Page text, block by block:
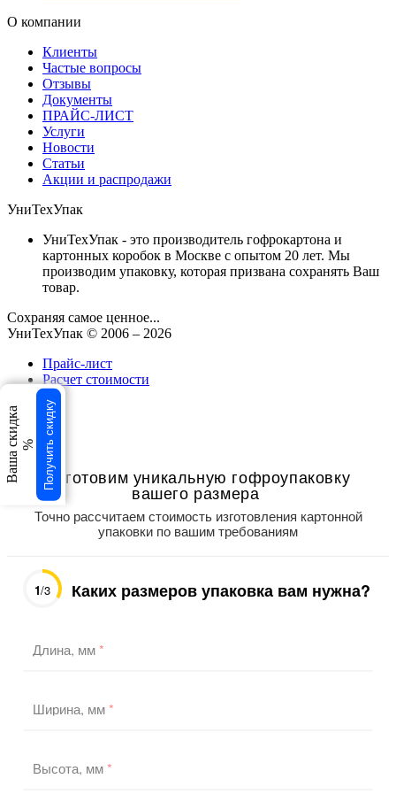
О компании
Клиенты
Частые вопросы
Отзывы
Документы
ПРАЙС-ЛИСТ
Услуги
Новости
Статьи
Акции и распродажи
УниТехУпак
УниТехУпак - это производитель гофрокартона и
картонных коробок в Москве с опытом 20 лет. Мы
производим упаковку, которая призвана сохранять Ваш
товар.
Сохраняя самое ценное...
УниТехУпак © 2006 – 2026
Прайс-лист
Расчет стоимости
свернуть
×
×
Изготовим уникальную гофроупаковку
вашего размера
Точно рассчитаем стоимость изготовления картонной
упаковки по вашим требованиям
1/3 Каких размеров упаковка вам нужна?
Длина, мм*
Ширина, мм*
Высота, мм*
Ваша скидка % Получить скидку